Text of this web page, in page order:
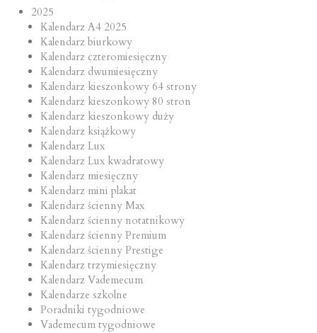
2025
Kalendarz A4 2025
Kalendarz biurkowy
Kalendarz czteromiesięczny
Kalendarz dwumiesięczny
Kalendarz kieszonkowy 64 strony
Kalendarz kieszonkowy 80 stron
Kalendarz kieszonkowy duży
Kalendarz książkowy
Kalendarz Lux
Kalendarz Lux kwadratowy
Kalendarz miesięczny
Kalendarz mini plakat
Kalendarz ścienny Max
Kalendarz ścienny notatnikowy
Kalendarz ścienny Premium
Kalendarz ścienny Prestige
Kalendarz trzymiesięczny
Kalendarz Vademecum
Kalendarze szkolne
Poradniki tygodniowe
Vademecum tygodniowe